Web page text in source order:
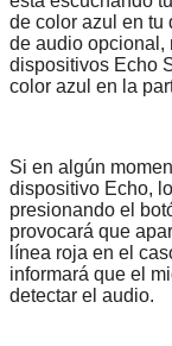
de color azul en tu
de audio opcional,
dispositivos Echo
color azul en la
Si en algún
dispositivo Echo,
presionando el
provocará que
línea roja en el
informará que el
detectar el audio.